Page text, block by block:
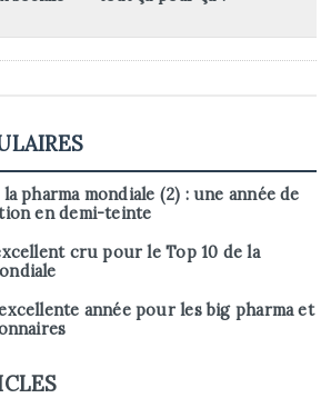
pharma mondiale (2) : une année de
en demi-teinte
cru pour le Top 10 de la
année pour les big pharma et